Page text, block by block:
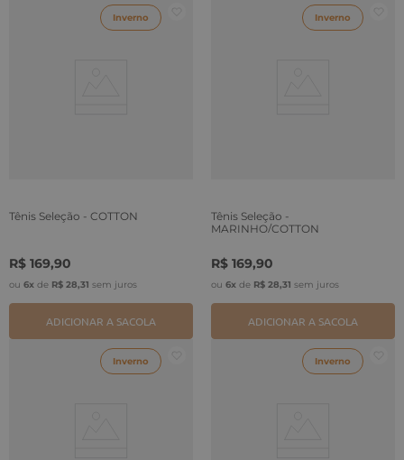
Inverno
Tênis Seleção - COTTON
R$ 169,90
ou 6x de R$ 28,31 sem juros
ADICIONAR A SACOLA
Inverno
Tênis Seleção -
MARINHO/COTTON
R$ 169,90
ou 6x de R$ 28,31 sem juros
ADICIONAR A SACOLA
Inverno Inverno